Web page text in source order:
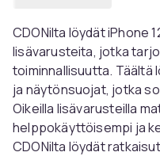
CDONilta löydät iPhone
lisävarusteita, jotka
toiminnallisuutta. Täältä
ja näytönsuojat, jotka
Oikeilla lisävarusteilla
helppokäyttöisempi ja
CDONilta löydät